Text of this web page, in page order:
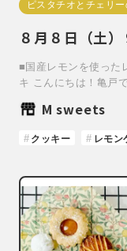
ピスタチオとチェリ
８月８日（土
■国産レモンを使った
キ こんにちは！亀戸
M sweets
クッキー レモン